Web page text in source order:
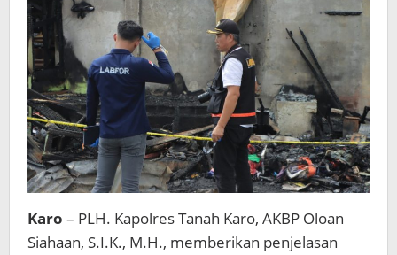
Karo – PLH. Kapolres Tanah Karo, AKBP Oloan
Siahaan, S.I.K., M.H., memberikan penjelasan